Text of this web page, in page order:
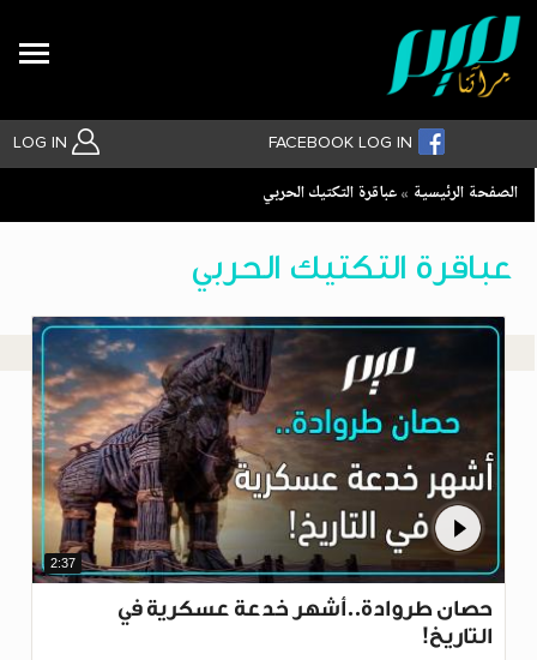
LOG IN FACEBOOK LOG IN
Breadcrumb
الصفحة الرئيسية عباقرة التكتيك الحربي
عباقرة التكتيك الحربي
2:37
حصان طروادة..أشهر خدعة عسكرية في
التاريخ!